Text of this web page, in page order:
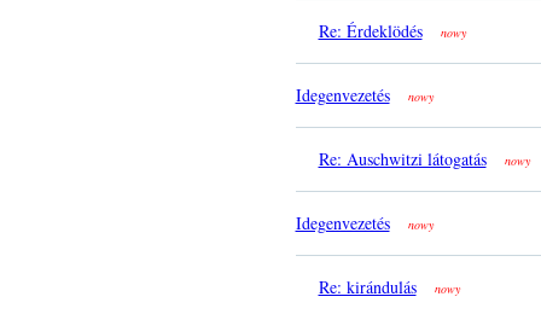
Re: Érdeklödés nowy
Idegenvezetés nowy
Re: Auschwitzi látogatás nowy
Idegenvezetés nowy
Re: kirándulás nowy